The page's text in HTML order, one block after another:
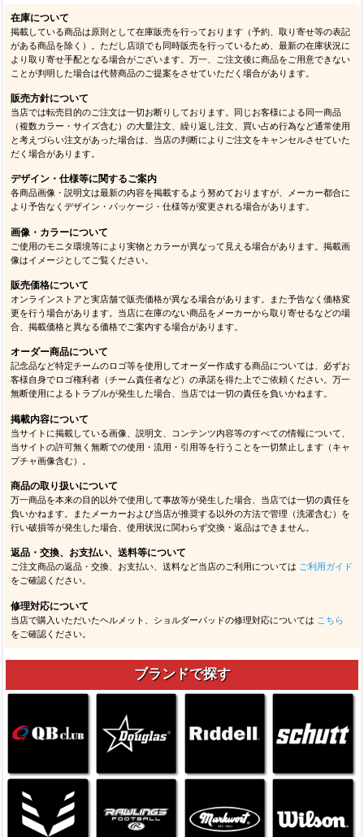
在庫について
掲載している商品は原則として在庫販売を行っております（予約、取り寄せ等の表記
がある商品を除く）。ただし店頭でも同時販売を行っているため、最新の在庫状況に
より取り寄せ手配となる場合がございます。万一、ご注文後に商品をご用意できない
ことが判明した場合は代替商品のご提案をさせていただく場合があります。
販売方針について
当店では転売目的のご注文は一切お断りしております。同じお客様による同一商品
（複数カラー・サイズ含む）の大量注文、繰り返し注文、買い占め行為など通常使用
と考えづらい注文があった場合は、当店の判断によりご注文をキャンセルさせていた
だく場合があります。
デザイン・仕様等に関するご案内
各商品画像・説明文は最新の内容を掲載するよう努めておりますが、メーカー都合に
より予告なくデザイン・パッケージ・仕様等が変更される場合があります。
画像・カラーについて
ご使用のモニタ環境等により実物とカラーが異なって見える場合があります。掲載画
像はイメージとしてご覧ください。
販売価格について
オンラインストアと実店舗で販売価格が異なる場合があります。また予告なく価格変
更を行う場合があります。当店に在庫のない商品をメーカーから取り寄せるなどの場
合、掲載価格と異なる価格でご案内する場合があります。
オーダー商品について
記念品など特定チームのロゴ等を使用してオーダー作成する商品については、必ずお
客様自身でロゴ権利者（チーム責任者など）の承諾を得た上でご依頼ください。万一
無断使用によるトラブルが発生した場合、当店では一切の責任を負いかねます。
掲載内容について
当サイトに掲載している画像、説明文、コンテンツ内容等のすべての情報について、
当サイトの許可無く無断での使用・流用・引用等を行うことを一切禁止します（キャ
プチャ画像含む）。
商品の取り扱いについて
万一商品を本来の目的以外で使用して事故等が発生した場合、当店では一切の責任を
負いかねます。またメーカーおよび当店が推奨する以外の方法で管理（洗濯含む）を
行い破損等が発生した場合、使用状況に関わらず交換・返品はできません。
返品・交換、お支払い、送料等について
ご注文商品の返品・交換、お支払い、送料など当店のご利用については ご利用ガイド
をご確認ください。
修理対応について
当店で購入いただいたヘルメット、ショルダーパッドの修理対応については こちら
をご確認ください。
ブランドで探す